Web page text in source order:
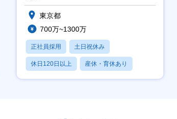
東京都
700万~1300万
正社員採用 土日祝休み
休日120日以上 産休・育休あり
賞与あり